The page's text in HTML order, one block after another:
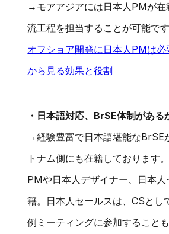
→モアアジアには日本人PMが在
流工程を担当することが可能です
オフショア開発に日本人PMは必
から見る効果と役割
・日本語対応、BrSE体制がある
→経験豊富で日本語堪能なBrSE
トナム側にも在籍しております
PMや日本人デザイナー、日本人
籍。日本人セールスは、CSとし
例ミーティングに参加することも